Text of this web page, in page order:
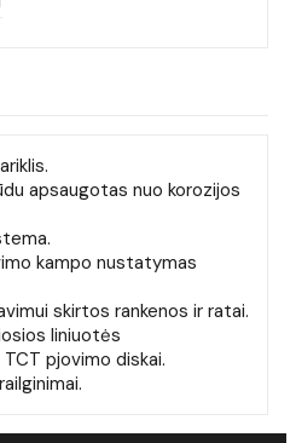
apsaugotas nuo korozijos
kampo nustatymas
skirtos rankenos ir ratai.
liniuotės
pjovimo diskai.